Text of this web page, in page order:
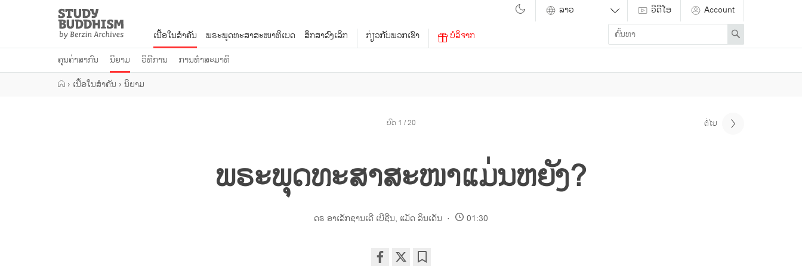
Study
Buddhism
Home
ເນື້ອໃນສຳຄັນ
ຄຸນຄ່າສາກົນ
ນິຍາມ ວິທີການ ການທຳສະມາທິ
ພຣະພຸດທະສາສະໜາທິເບດ ສຶກສາລົງເລິກ ກ່ຽວກັບພວກເຮົາ ບໍລິຈາກ
ວີດີໂອ
Account
Enter
search
term
Search
› ເນື້ອໃນສຳຄັນ › ນິຍາມ
ບົດ 1 / 20 ຕໍ່ໄປ
ພຣະພຸດທະສາສະໜາແມ່ນຫຍັງ?
ດຣ ອາເລັກຊານເດີ ເບີຊີນ, ແມັດ ລິນເດັນ 01:30